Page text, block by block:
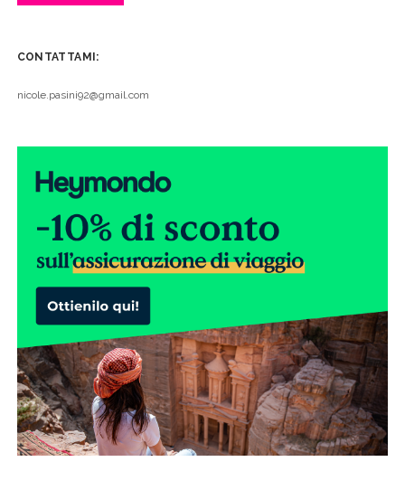
CONTATTAMI:
nicole.pasini92@gmail.com